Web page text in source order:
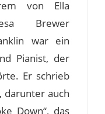
von Ella
Brewer
war ein
Pianist, der
Er schrieb
darunter auch
Down“, das